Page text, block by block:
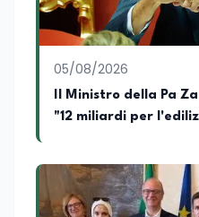
05/08/2026
Il Ministro della Pa
"12 miliardi per